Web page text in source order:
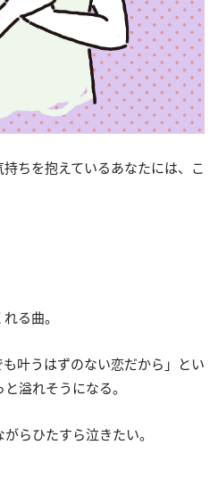
ちを抱えているあなたには、こ
る曲。
も叶うはずのない恋だから」とい
溢れそうになる。
らひたすら泣きたい。